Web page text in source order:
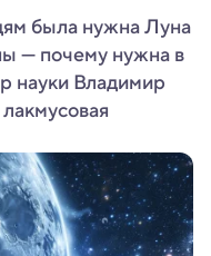
была нужна Луна
— почему нужна в
науки Владимир